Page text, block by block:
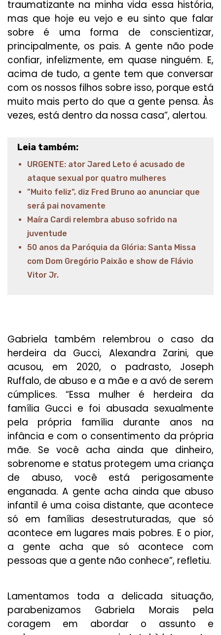
traumatizante na minha vida essa história,
mas que hoje eu vejo e eu sinto que falar
sobre é uma forma de conscientizar,
principalmente, os pais. A gente não pode
confiar, infelizmente, em quase ninguém. E,
acima de tudo, a gente tem que conversar
com os nossos filhos sobre isso, porque está
muito mais perto do que a gente pensa. Às
vezes, está dentro da nossa casa”, alertou.
Leia também:
URGENTE: ator Jared Leto é acusado de
ataque sexual por quatro mulheres
"Muito feliz", diz Fred Bruno ao anunciar que
será pai novamente
Maíra Cardi relembra abuso sofrido na
juventude
50 anos da Paróquia da Glória: Santa Missa
com Dom Gregório Paixão e show de Flávio
Vitor Jr.
Gabriela também relembrou o caso da
herdeira da Gucci, Alexandra Zarini, que
acusou, em 2020, o padrasto, Joseph
Ruffalo, de abuso e a mãe e a avó de serem
cúmplices. “Essa mulher é herdeira da
família Gucci e foi abusada sexualmente
pela própria família durante anos na
infância e com o consentimento da própria
mãe. Se você acha ainda que dinheiro,
sobrenome e status protegem uma criança
de abuso, você está perigosamente
enganada. A gente acha ainda que abuso
infantil é uma coisa distante, que acontece
só em famílias desestruturadas, que só
acontece em lugares mais pobres. E o pior,
a gente acha que só acontece com
pessoas que a gente não conhece”, refletiu.
Lamentamos toda a delicada situação,
parabenizamos Gabriela Morais pela
coragem em abordar o assunto e